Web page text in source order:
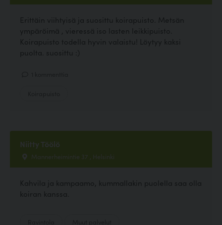
Erittäin viihtyisä ja suosittu koirapuisto. Metsän
ympäröimä , vieressä iso lasten leikkipuisto.
Koirapuisto todella hyvin valaistu! Löytyy kaksi
puolta. suosittu :)
Niitty Töölö
Mannerheimintie 37 , Helsinki
Kahvila ja kampaamo, kummallakin puolella saa olla
koiran kanssa.